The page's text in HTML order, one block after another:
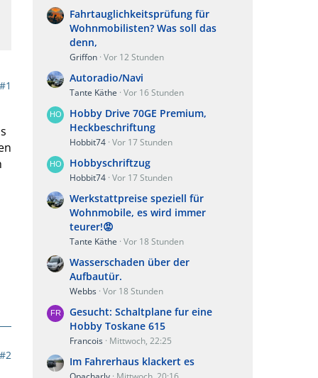
#1
#2
Fahrtauglichkeitsprüfung für
Wohnmobilisten? Was soll das
denn,
Griffon Vor 12 Stunden
Autoradio/Navi
Tante Käthe Vor 16 Stunden
Hobby Drive 70GE Premium,
Heckbeschriftung
Hobbit74 Vor 17 Stunden
Hobbyschriftzug
Hobbit74 Vor 17 Stunden
Werkstattpreise speziell für
Wohnmobile, es wird immer
teurer!😡
Tante Käthe Vor 18 Stunden
Wasserschaden über der
Aufbautür.
Webbs Vor 18 Stunden
Gesucht: Schaltplane fur eine
Hobby Toskane 615
Francois Mittwoch, 22:25
Im Fahrerhaus klackert es